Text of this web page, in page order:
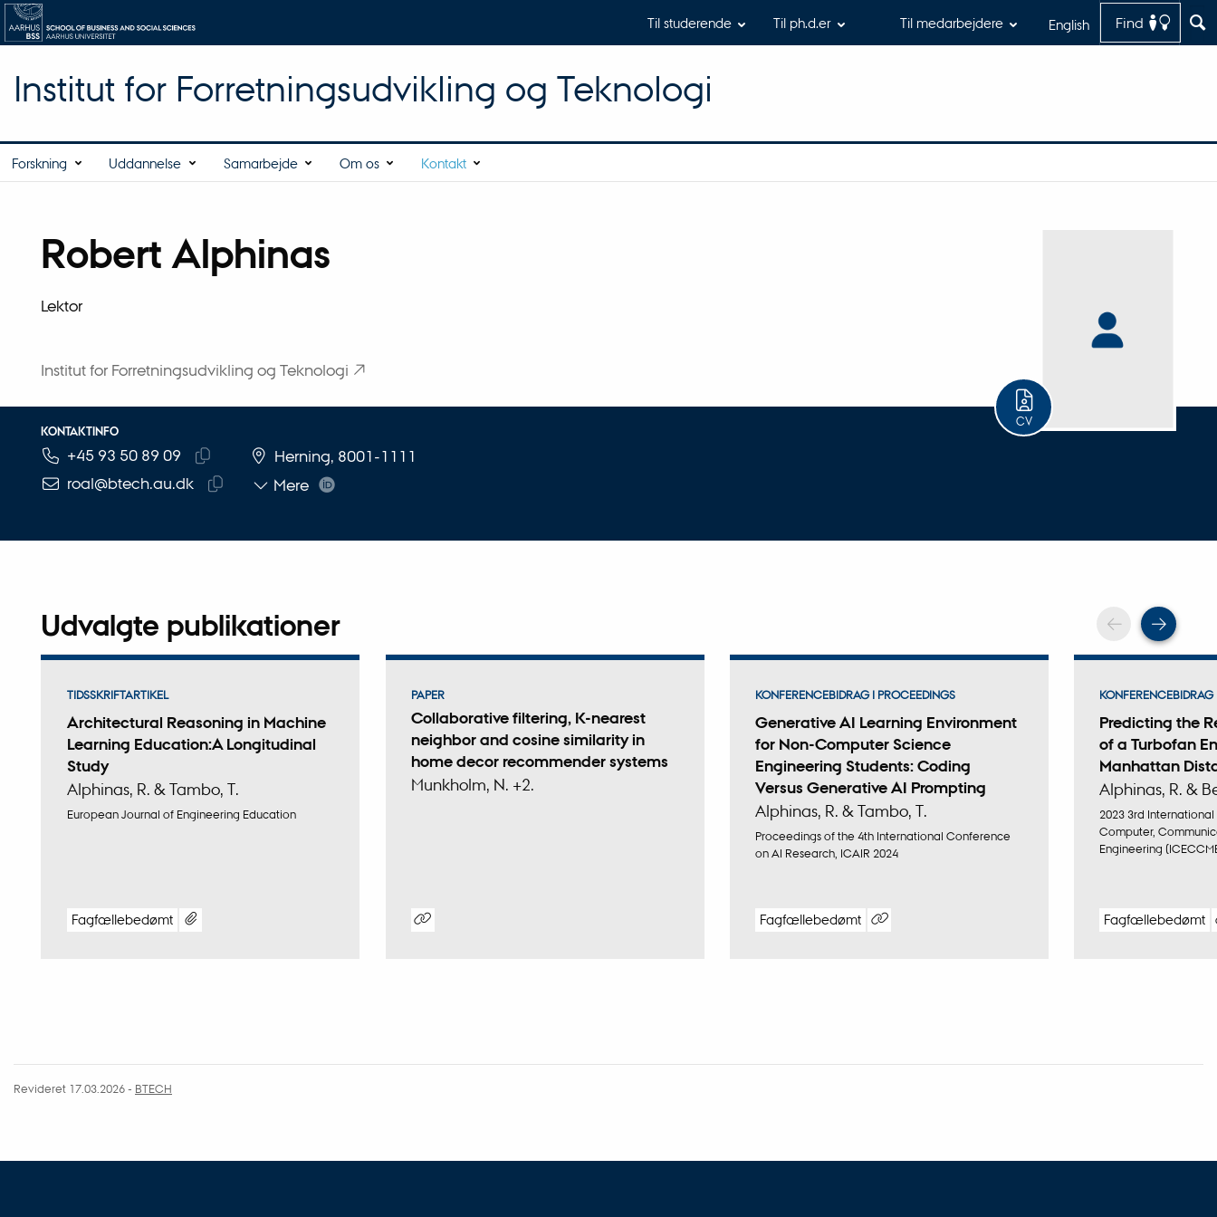
Find
English
Til studerende Til ph.d.er Til medarbejdere
Institut for Forretningsudvikling og Teknologi
Forskning Uddannelse Samarbejde Om os Kontakt
Robert Alphinas
Titel
Lektor
Institut for Forretningsudvikling og Teknologi
CV
KONTAKTINFO
TELEFONNUMMER
+45 93 50 89 09
Kopier
MAILADRESSE
roal@btech.au.dk
Mere
Herning, 8001-1111
Udvalgte publikationer Scroll
Architectural Reasoning in Machine
Learning Education:A Longitudinal
Study
Alphinas, R. & Tambo, T.
TIDSSKRIFTARTIKEL
European Journal of Engineering Education
Fagfællebedømt
Collaborative filtering, K-nearest
neighbor and cosine similarity in
home decor recommender systems
Munkholm, N. +2.
PAPER
Generative AI Learning Environment
for Non-Computer Science
Engineering Students: Coding
Versus Generative AI Prompting
Alphinas, R. & Tambo, T.
KONFERENCEBIDRAG I PROCEEDINGS
Proceedings of the 4th International Conference
on AI Research, ICAIR 2024
Fagfællebedømt
Predicting the
of a Turbofan
Manhattan
Alphinas, R. &
2023 3rd
Computer,
Engineering
Fagfællebedømt
Revideret 17.03.2026- BTECH